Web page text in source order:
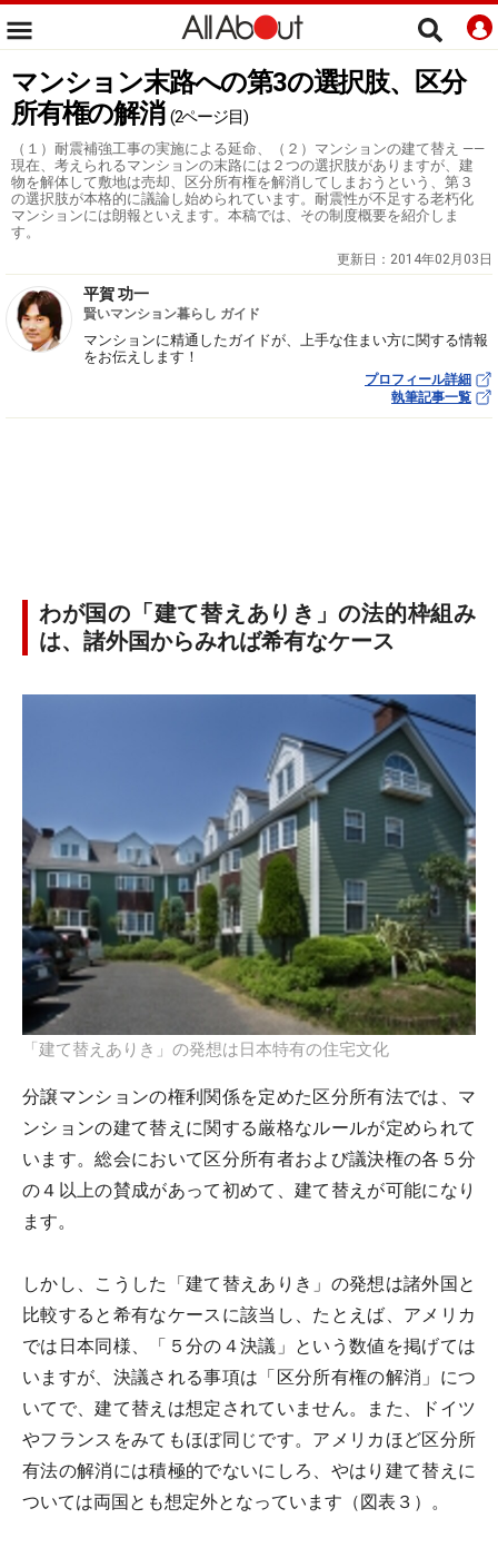
マンション末路への第3の選択肢、区分
所有権の解消 (2ページ目)
（１）耐震補強工事の実施による延命、（２）マンションの建て替え ――
現在、考えられるマンションの末路には２つの選択肢がありますが、建
物を解体して敷地は売却、区分所有権を解消してしまおうという、第３
の選択肢が本格的に議論し始められています。耐震性が不足する老朽化
マンションには朗報といえます。本稿では、その制度概要を紹介しま
す。
更新日： 2014年02月03日
平賀 功一
賢いマンション暮らし ガイド
マンションに精通したガイドが、上手な住まい方に関する情報
をお伝えします！
プロフィール詳細
執筆記事一覧
わが国の「建て替えありき」の法的枠組み
は、諸外国からみれば希有なケース
「建て替えありき」の発想は日本特有の住宅文化
分譲マンションの権利関係を定めた区分所有法では、マ
ンションの建て替えに関する厳格なルールが定められて
います。総会において区分所有者および議決権の各５分
の４以上の賛成があって初めて、建て替えが可能になり
ます。
しかし、こうした「建て替えありき」の発想は諸外国と
比較すると希有なケースに該当し、たとえば、アメリカ
では日本同様、「５分の４決議」という数値を掲げては
いますが、決議される事項は「区分所有権の解消」につ
いてで、建て替えは想定されていません。また、ドイツ
やフランスをみてもほぼ同じです。アメリカほど区分所
有法の解消には積極的でないにしろ、やはり建て替えに
ついては両国とも想定外となっています（図表３）。